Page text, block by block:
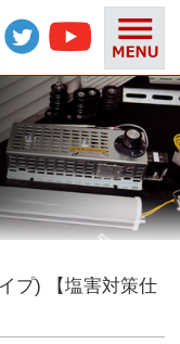
プ) 【塩害対策仕